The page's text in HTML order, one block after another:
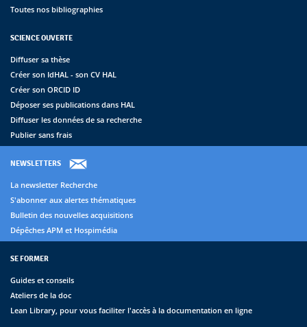
Toutes nos bibliographies
SCIENCE OUVERTE
Diffuser sa thèse
Créer son IdHAL - son CV HAL
Créer son ORCID ID
Déposer ses publications dans HAL
Diffuser les données de sa recherche
Publier sans frais
NEWSLETTERS
La newsletter Recherche
S'abonner aux alertes thématiques
Bulletin des nouvelles acquisitions
Dépêches APM et Hospimédia
SE FORMER
Guides et conseils
Ateliers de la doc
Lean Library, pour vous faciliter l'accès à la documentation en ligne